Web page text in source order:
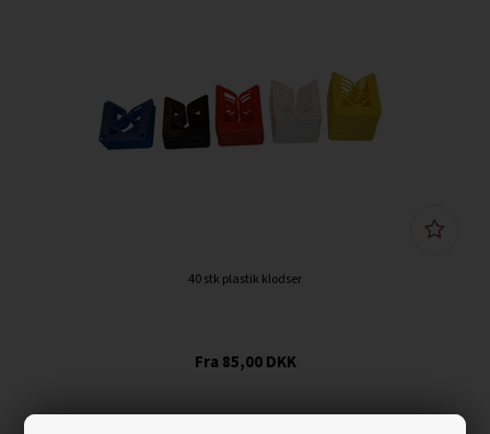
40 stk plastik klodser
85,00DKK